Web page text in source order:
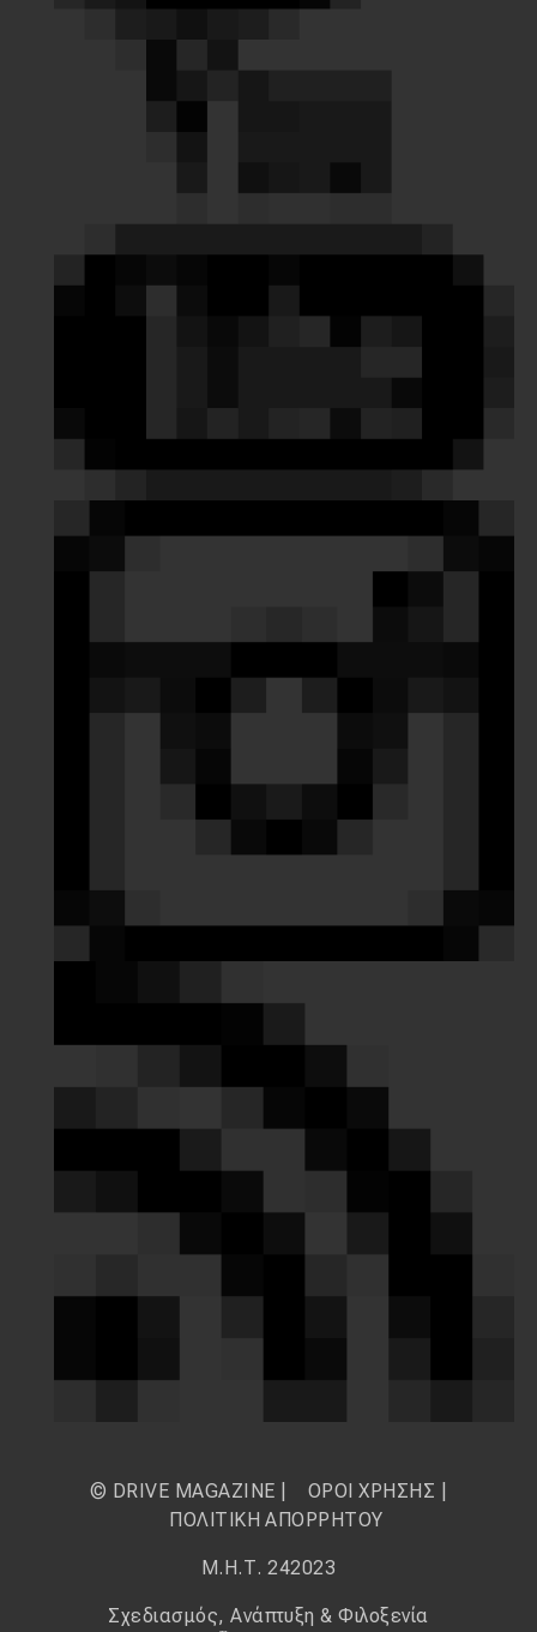
© DRIVE MAGAZINE | ΟΡΟΙ ΧΡΗΣΗΣ
ΠΟΛΙΤΙΚΗ ΑΠΟΡΡΗΤΟΥ
Μ.Η.Τ. 242023
Σχεδιασμός, Ανάπτυξη & Φιλοξενία